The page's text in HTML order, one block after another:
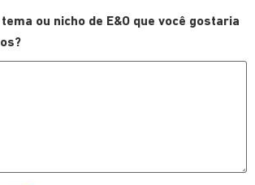
ou nicho de E&O que você gostaria